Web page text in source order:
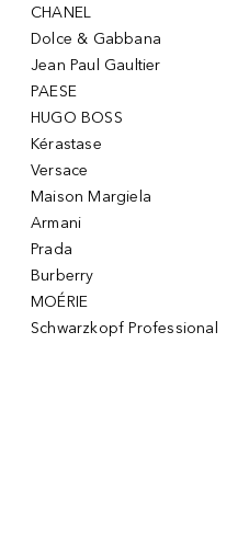
CHANEL
Dolce & Gabbana
Jean Paul Gaultier
PAESE
HUGO BOSS
Kérastase
Versace
Maison Margiela
Armani
Prada
Burberry
MOÉRIE
Schwarzkopf Professional